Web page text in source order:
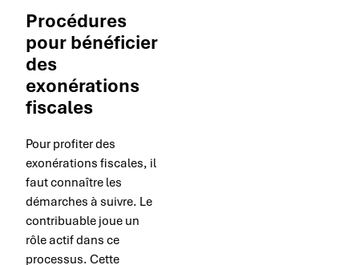
Procédures
pour bénéficier
des
exonérations
fiscales
Pour profiter des
exonérations fiscales, il
faut connaître les
démarches à suivre. Le
contribuable joue un
rôle actif dans ce
processus. Cette